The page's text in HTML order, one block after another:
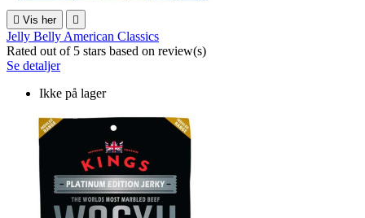
 Vis her 
Jelly Belly American Classics
Rated out of 5 stars based on review(s)
Se detaljer
Ikke på lager